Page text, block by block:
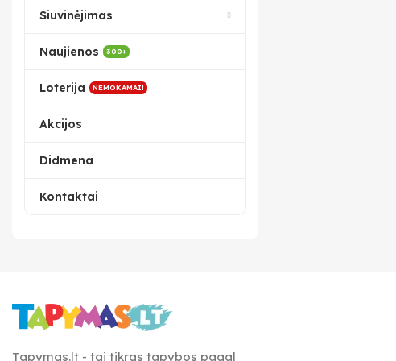
Siuvinėjimas
Naujienos 300+
Loterija NEMOKAMAI!
Akcijos
Didmena
Kontaktai
Tapymas.lt - tai tikras tapybos pagal